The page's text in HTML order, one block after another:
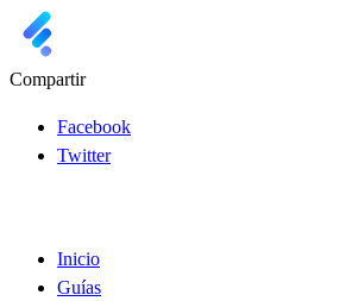
Compartir
Facebook
Twitter
Inicio
Guías